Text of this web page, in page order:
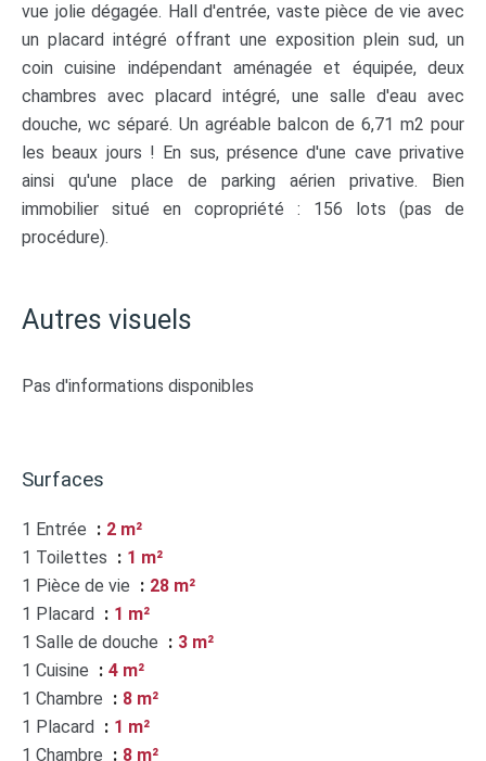
vue jolie dégagée. Hall d'entrée, vaste pièce de vie avec
un placard intégré offrant une exposition plein sud, un
coin cuisine indépendant aménagée et équipée, deux
chambres avec placard intégré, une salle d'eau avec
douche, wc séparé. Un agréable balcon de 6,71 m2 pour
les beaux jours ! En sus, présence d'une cave privative
ainsi qu'une place de parking aérien privative. Bien
immobilier situé en copropriété : 156 lots (pas de
procédure).
Autres visuels
Pas d'informations disponibles
Surfaces
1 Entrée
2 m²
1 Toilettes
1 m²
1 Pièce de vie
28 m²
1 Placard
1 m²
1 Salle de douche
3 m²
1 Cuisine
4 m²
1 Chambre
8 m²
1 Placard
1 m²
1 Chambre
8 m²